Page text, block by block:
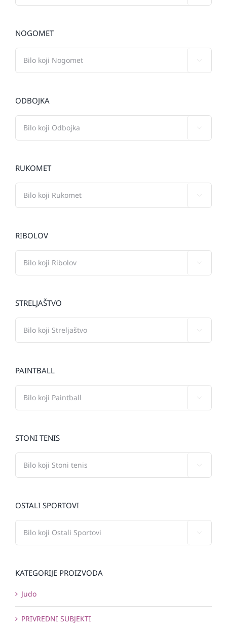
NOGOMET
ODBOJKA
RUKOMET
RIBOLOV
STRELJAŠTVO
PAINTBALL
STONI TENIS
OSTALI SPORTOVI
KATEGORIJE PROIZVODA
Judo
PRIVREDNI SUBJEKTI